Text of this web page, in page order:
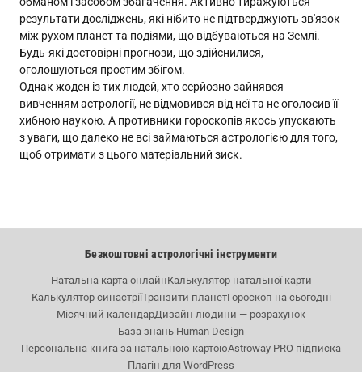
результати досліджень, які нібито не підтверджують зв'язок
між рухом планет та подіями, що відбуваються на Землі.
Будь-які достовірні прогнози, що здійснилися,
оголошуються простим збігом.
Однак жоден із тих людей, хто серйозно зайнявся
вивченням астрології, не відмовився від неї та не оголосив її
хибною наукою. А противники гороскопів якось упускають
з уваги, що далеко не всі займаються астрологією для того,
щоб отримати з цього матеріальний зиск.
Безкоштовні астрологічні інструменти
Натальна карта онлайнКалькулятор натальної карти
Калькулятор синастріїТранзити планетГороскоп на сьогодні
Місячний календарДизайн людини — розрахунок
База знань Human Design
Персональна книга за натальною картоюAstroway PRO підписка
Плагін для WordPress